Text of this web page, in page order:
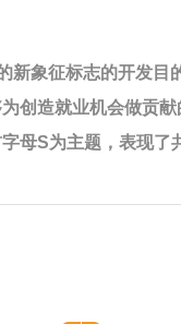
新象征标志的开发目
创造就业机会做贡
母S为主题，表现